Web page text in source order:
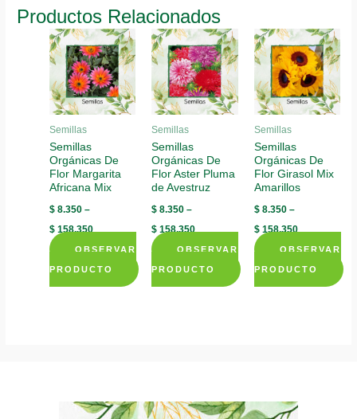
multiple
variants.
The
options
may
chosen
on
the
variants.
The
options
may
be
chosen
on
the
product
page
variants.
The
options
may
be
chosen
on
the
product
page
Productos Relacionados
Semillas
Semillas
Orgánicas De
Flor Margarita
Africana Mix
$ 8.350 –
$ 158.350
OBSERVAR
PRODUCTO
This
options
Semillas
Semillas
Orgánicas De
Flor Aster Pluma
de Avestruz
$ 8.350 –
$ 158.350
OBSERVAR
PRODUCTO
This
options
Semillas
Semillas
Orgánicas De
Flor Girasol Mix
Amarillos
$8.350–
$158.350
OBSERVAR
PRODUCTO
This
options